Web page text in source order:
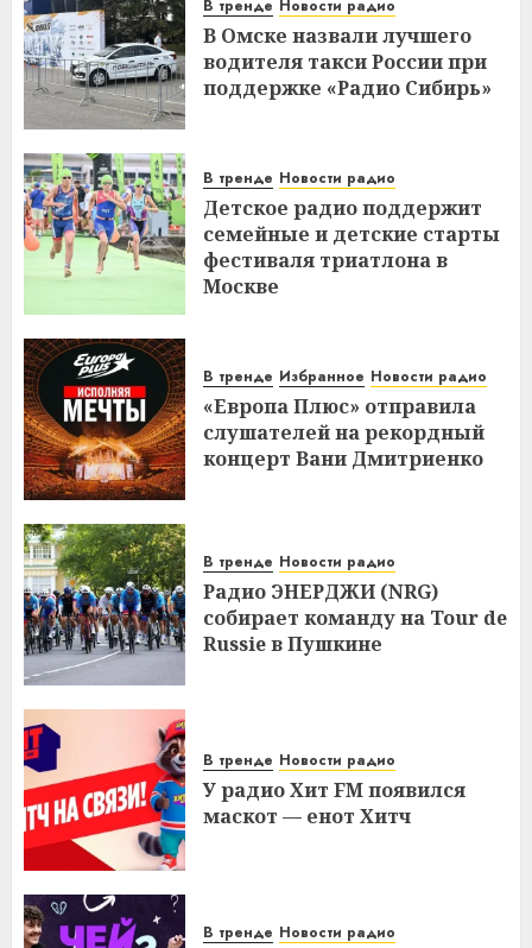
В тренде Новости радио
В Омске назвали лучшего
водителя такси России при
поддержке «Радио Сибирь»
В тренде Новости радио
Детское радио поддержит
семейные и детские старты
фестиваля триатлона в
Москве
В тренде Избранное Новости радио
«Европа Плюс» отправила
слушателей на рекордный
концерт Вани Дмитриенко
В тренде Новости радио
Радио ЭНЕРДЖИ (NRG)
собирает команду на Tour de
Russie в Пушкине
В тренде Новости радио
У радио Хит FM появился
маскот — енот Хитч
В тренде Новости радио